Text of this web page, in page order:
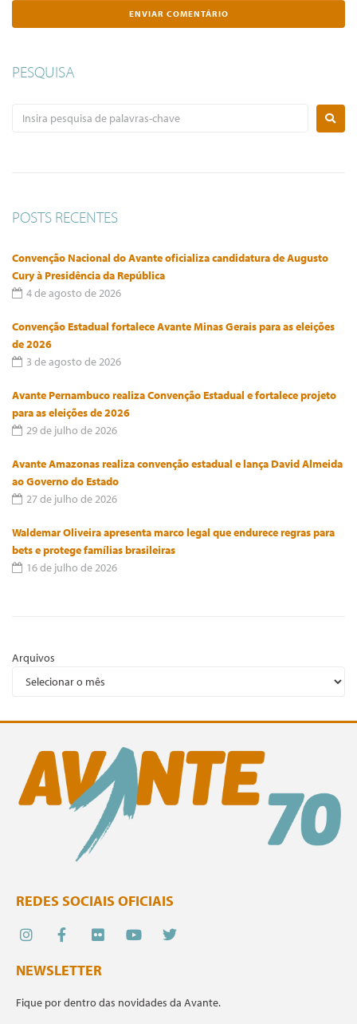
PESQUISA
POSTS RECENTES
Convenção Nacional do Avante oficializa candidatura de Augusto
Cury à Presidência da República
4 de agosto de 2026
Convenção Estadual fortalece Avante Minas Gerais para as eleições
de 2026
3 de agosto de 2026
Avante Pernambuco realiza Convenção Estadual e fortalece projeto
para as eleições de 2026
29 de julho de 2026
Avante Amazonas realiza convenção estadual e lança David Almeida
ao Governo do Estado
27 de julho de 2026
Waldemar Oliveira apresenta marco legal que endurece regras para
bets e protege famílias brasileiras
16 de julho de 2026
Arquivos
REDES SOCIAIS OFICIAIS
NEWSLETTER
Fique por dentro das novidades da Avante.